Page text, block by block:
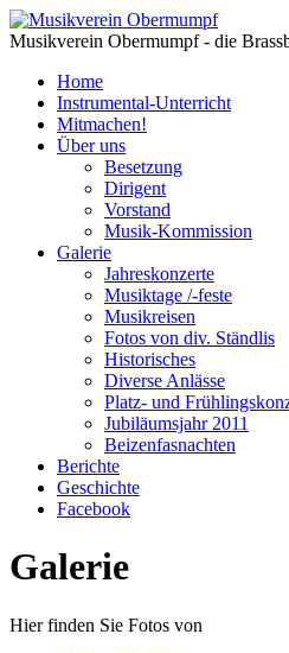
Musikverein Obermumpf - die
Home
Instrumental-Unterricht
Mitmachen!
Über uns
Besetzung
Dirigent
Vorstand
Musik-Kommission
Galerie
Jahreskonzerte
Musiktage /-feste
Musikreisen
Fotos von div. Ständlis
Historisches
Diverse Anlässe
Platz- und
Jubiläumsjahr 2011
Beizenfasnachten
Berichte
Geschichte
Facebook
Galerie
Hier finden Sie Fotos von